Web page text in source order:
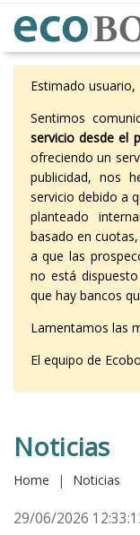
Estimado usuario,
Sentimos
servicio desde el
ofreciendo un
publicidad, nos
servicio debido a
planteado
basado en
a que las
no está
que hay bancos
Lamentamos las
El equipo de
Noticias
Home | Noticias
29/06/2026